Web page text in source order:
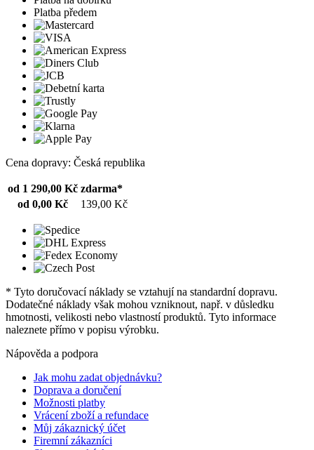
Platba předem
Cena dopravy: Česká republika
od 1 290,00 Kč zdarma*
od 0,00 Kč
139,00 Kč
* Tyto doručovací náklady se vztahují na standardní dopravu.
Dodatečné náklady však mohou vzniknout, např. v důsledku
hmotnosti, velikosti nebo vlastností produktů. Tyto informace
naleznete přímo v popisu výrobku.
Nápověda a podpora
Jak mohu zadat objednávku?
Doprava a doručení
Možnosti platby
Vrácení zboží a refundace
Můj zákaznický účet
Firemní zákazníci